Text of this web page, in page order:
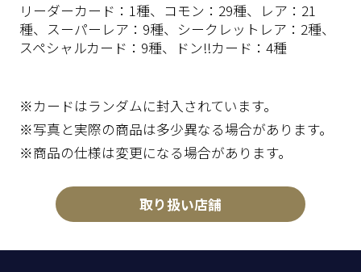
リーダーカード：1種、コモン：29種、レア：21
種、スーパーレア：9種、シークレットレア：2種、
スペシャルカード：9種、ドン!!カード：4種
※カードはランダムに封入されています。
※写真と実際の商品は多少異なる場合があります。
※商品の仕様は変更になる場合があります。
取り扱い店舗